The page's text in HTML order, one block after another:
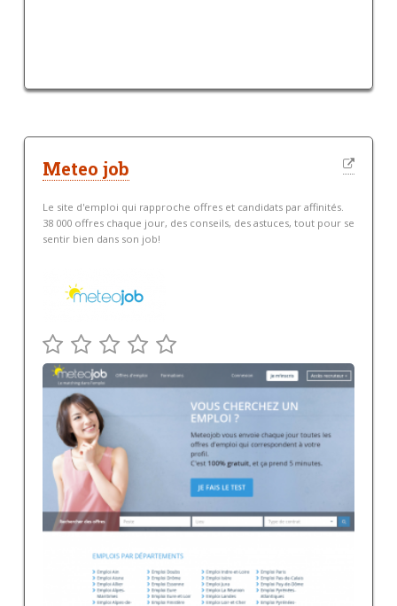
Meteo job
Le site d'emploi qui rapproche offres et candidats par affinités.
38 000 offres chaque jour, des conseils, des astuces, tout pour se
sentir bien dans son job!